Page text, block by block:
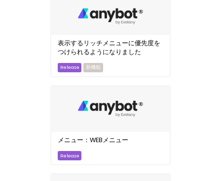
表示するリッチメニューに優先度を
つけられるようになりました
新機能
メニュー：WEBメニュー